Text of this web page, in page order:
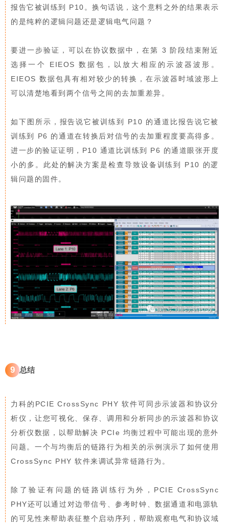
报告它被训练到 P10。换句话说，这个意料之外的结果表示
的是纯粹的逻辑问题还是逻辑电气问题？
要进一步验证，可以在协议数据中，在第 3 阶段结束附近
选择一个 EIEOS 数据包，以放大相应的示波器波形。
EIEOS 数据包具有相对较少的转换，在示波器时域波形上
可以清楚地看到两个信号之间的去加重差异。
如下图所示，报告说它被训练到 P10 的通道比报告说它被
训练到 P6 的通道在转换后对信号的去加重程度要高得多。
进一步的验证证明，P10 通道比训练到 P6 的通道眼张开度
小的多。此处的解决方案是检查导致设备训练到 P10 的逻
辑问题的固件。
9 总结
力科的PCIE CrossSync PHY 软件可同步示波器和协议分
析仪，让您可视化、保存、调用和分析同步的示波器和协议
分析仪数据，以帮助解决 PCIe 均衡过程中可能出现的意外
问题。一个与均衡后的链路行为相关的示例演示了如何使用
CrossSync PHY 软件来调试异常链路行为。
除了验证有问题的链路训练行为外，PCIE CrossSync
PHY还可以通过对边带信号、参考时钟、数据通道和电源轨
的可见性来帮助表征整个启动序列，帮助观察电气和协议域